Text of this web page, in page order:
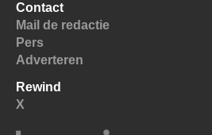
Contact
Mail de redactie
Pers
Adverteren
Rewind
X